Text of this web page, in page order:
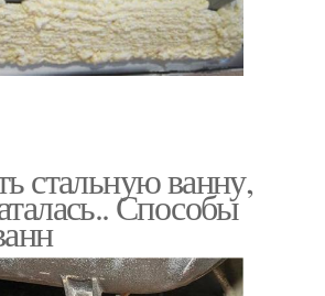
стальную ванну,
Способы